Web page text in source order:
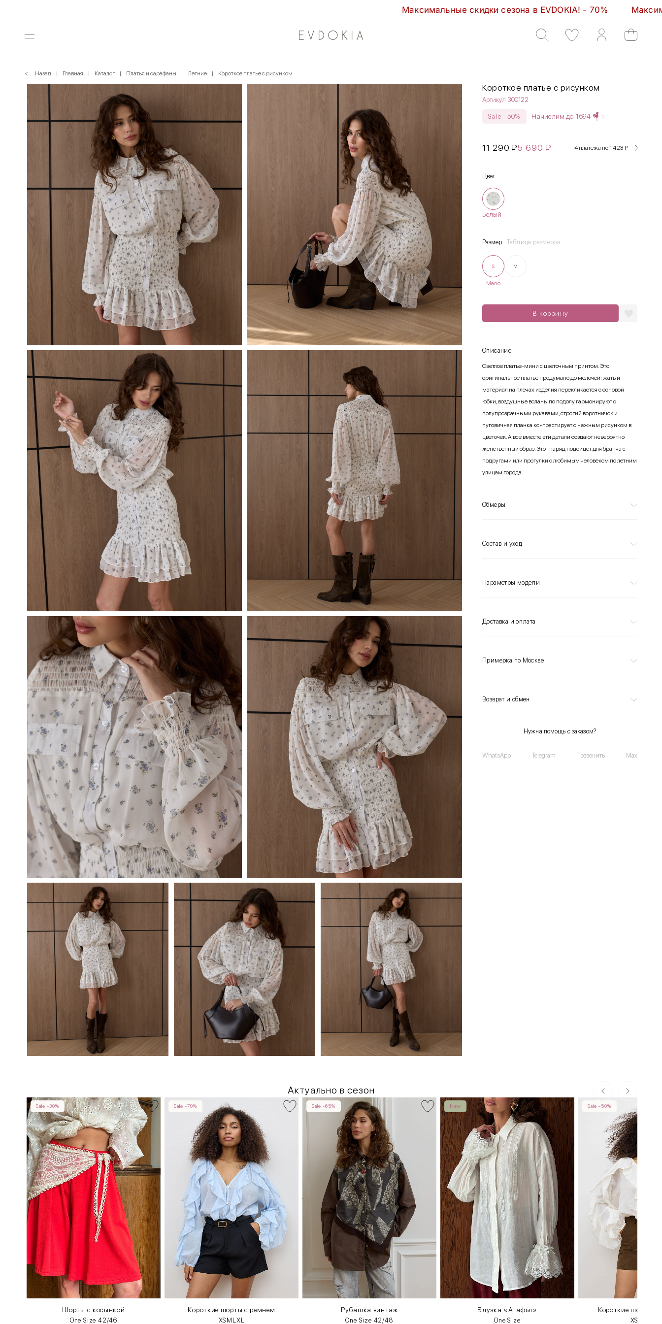
Максимальные скидки сезона в EVDOKIA! - 70%         Максимальные скидки сезона в
< Назад Главная Каталог Платья и сарафаны Летние Короткое платье с рисунком
Короткое платье с рисунком
Артикул 300122
Sale -50% Начислим до 1694
11 290₽5 690 ₽ 4 платежа по 1 423 ₽
Цвет
Белый
Размер Таблица размеров
S
Мало
M
В корзину
Описание
Светлое платье-мини с цветочным принтом. Это
оригинальное платье продумано до мелочей: жатый
материал на плечах изделия перекликается с основой
юбки, воздушные воланы по подолу гармонируют с
полупрозрачными рукавами, строгий воротничок и
пуговичная планка контрастирует с нежным рисунком в
цветочек. А все вместе эти детали создают невероятно
женственный образ. Этот наряд подойдет для бранча с
подругами или прогулки с любимым человеком по летним
улицам города.
Обмеры
Состав и уход
Параметры модели
Доставка и оплата
Примерка по Москве
Возврат и обмен
Нужна помощь с заказом?
WhatsApp Telegram Позвонить Max
Актуально в сезон
Sale -30%
Шорты с косынкой
One Size 42/46
Sale -70%
Короткие шорты с ремнем
XS M XL
Sale -65%
Рубашка винтаж
One Size 42/48
New
Блузка «Агафья»
One Size
Sale -50%
Короткие шорты из
XS